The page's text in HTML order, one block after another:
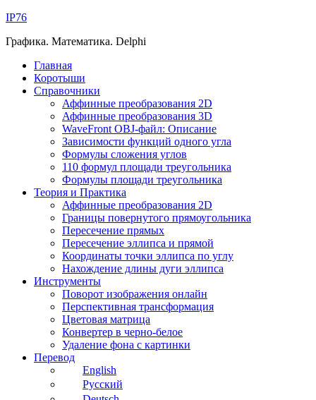
IP76
Графика. Математика. Delphi
Главная
Коротыши
Справочники
Аффинные преобразования 2D
Аффинные преобразования 3D
WaveFront OBJ-файл: Описание
Зависимости функций одного угла
Формулы сложения углов
110 формул площади треугольника
Формулы площади треугольника
Теория и Практика
Аффинные преобразования 2D
Границы повернутого прямоугольника
Пересечение прямых
Пересечение эллипса и прямой
Координаты точки эллипса по углу
Нахождение длины дуги эллипса
Инструменты
Поворот изображения онлайн
Перспективная трансформация
Цветовая матрица
Конвертер в черно-белое
Удаление фона с картинки
Перевод
English
Русский